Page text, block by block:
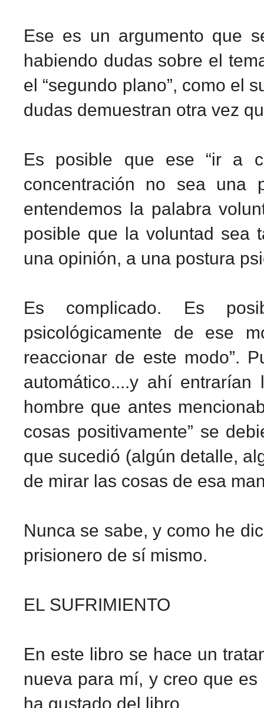
Ese es un argumento que
habiendo dudas sobre el
el “segundo plano”, como el
dudas demuestran otra vez
Es posible que ese “ir a
concentración no sea una
entendemos la palabra
posible que la voluntad sea
una opinión, a una postura
Es complicado. Es
psicológicamente de ese
reaccionar de este modo”.
automático....y ahí
hombre que antes
cosas positivamente” se
que sucedió (algún detalle,
de mirar las cosas de esa
Nunca se sabe, y como he
prisionero de sí mismo.
EL SUFRIMIENTO
En este libro se hace un
nueva para mí, y creo que
ha gustado del libro.